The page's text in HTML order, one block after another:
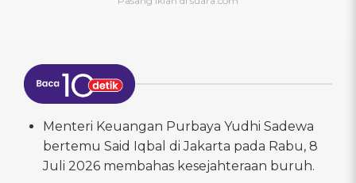
Menteri Keuangan Purbaya Yudhi Sadewa
bertemu Said Iqbal di Jakarta pada Rabu, 8
Juli 2026 membahas kesejahteraan buruh.